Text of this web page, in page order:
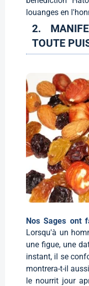
louanges en
2.
TOUTE
Nos Sages ont
Lorsqu'à un
une figue, une
instant, il se
montrera-t-il
le nourrit jour